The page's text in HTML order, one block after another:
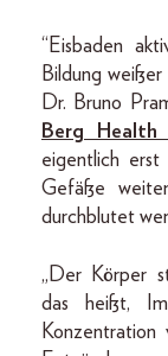
“Eisbaden
Bildung
Dr. Bruno
Berg Health
eigentlich erst
Gefäße
durchblutet
„Der Körper
das heißt,